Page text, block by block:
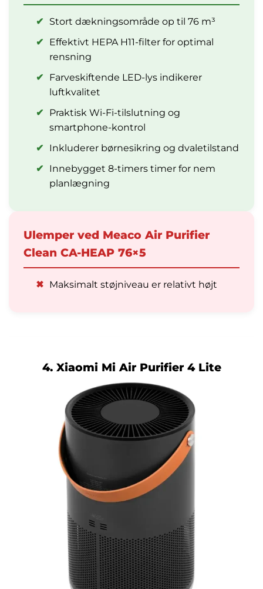
✔
Stort dækningsområde op til 76 m³
✔
Effektivt HEPA H11-filter for optimal
rensning
✔
Farveskiftende LED-lys indikerer
luftkvalitet
✔
Praktisk Wi-Fi-tilslutning og
smartphone-kontrol
✔
Inkluderer børnesikring og dvaletilstand
✔
Innebygget 8-timers timer for nem
planlægning
Ulemper ved Meaco Air Purifier
Clean CA-HEAP 76×5
✖ Maksimalt støjniveau er relativt højt
4. Xiaomi Mi Air Purifier 4 Lite